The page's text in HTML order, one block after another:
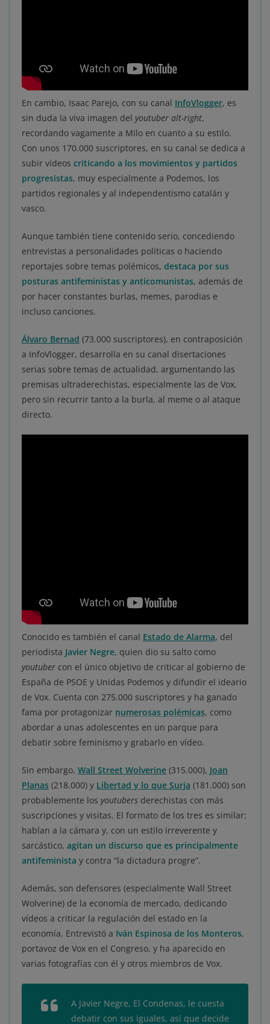
En cambio, Isaac Parejo, con su canal InfoVlogger, es
sin duda la viva imagen del youtuber alt-right,
recordando vagamente a Milo en cuanto a su estilo.
Con unos 170.000 suscriptores, en su canal se dedica a
subir vídeos criticando a los movimientos y partidos
progresistas, muy especialmente a Podemos, los
partidos regionales y al independentismo catalán y
vasco.
Aunque también tiene contenido serio, concediendo
entrevistas a personalidades políticas o haciendo
reportajes sobre temas polémicos, destaca por sus
posturas antifeministas y anticomunistas, además de
por hacer constantes burlas, memes, parodias e
incluso canciones.
Álvaro Bernad (73.000 suscriptores), en contraposición
a InfoVlogger, desarrolla en su canal disertaciones
serias sobre temas de actualidad, argumentando las
premisas ultraderechistas, especialmente las de Vox,
pero sin recurrir tanto a la burla, al meme o al ataque
directo.
Conocido es también el canal Estado de Alarma, del
periodista Javier Negre, quien dio su salto como
youtuber con el único objetivo de criticar al gobierno de
España de PSOE y Unidas Podemos y difundir el ideario
de Vox. Cuenta con 275.000 suscriptores y ha ganado
fama por protagonizar numerosas polémicas, como
abordar a unas adolescentes en un parque para
debatir sobre feminismo y grabarlo en vídeo.
Sin embargo, Wall Street Wolverine (315.000), Joan
Planas (218.000) y Libertad y lo que Surja (181.000) son
probablemente los youtubers derechistas con más
suscripciones y visitas. El formato de los tres es similar:
hablan a la cámara y, con un estilo irreverente y
sarcástico, agitan un discurso que es principalmente
antifeminista y contra “la dictadura progre”.
Además, son defensores (especialmente Wall Street
Wolverine) de la economía de mercado, dedicando
vídeos a criticar la regulación del estado en la
economía. Entrevistó a Iván Espinosa de los Monteros,
portavoz de Vox en el Congreso, y ha aparecido en
varias fotografías con él y otros miembros de Vox.
A Javier Negre, El Condenas, le cuesta
debatir con sus iguales, así que decide